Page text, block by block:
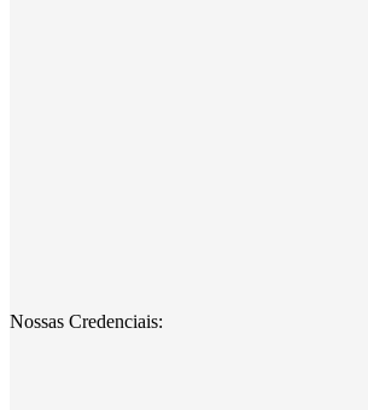
Nossas Credenciais: